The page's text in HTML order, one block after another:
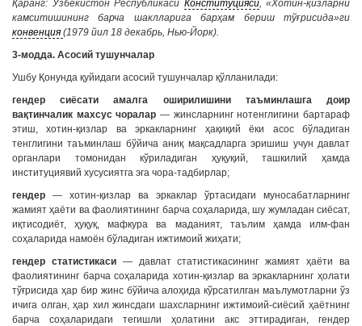
Қаранг: Ўзбекистон Республикаси Конституцияси, «Хотин-қизларни
камситишининг барча шаклларига барҳам бериш тўғрисида»ги
конвенция (1979 йил 18 декабрь, Нью-Йорк).
3-модда. Асосий тушунчалар
Ушбу Қонунда қуйидаги асосий тушунчалар қўлланилади:
гендер сиёсати амалга оширилишини таъминлашга доир
вақтинчалик махсус чоралар — жинсларнинг нотенглигини бартараф
этиш, хотин-қизлар ва эркакларнинг ҳақиқий ёки асос бўладиган
тенглигини таъминлаш бўйича аниқ мақсадларга эришиш учун давлат
органлари томонидан кўриладиган ҳуқуқий, ташкилий ҳамда
институциявий хусусиятга эга чора-тадбирлар;
гендер — хотин-қизлар ва эркаклар ўртасидаги муносабатларнинг
жамият ҳаёти ва фаолиятининг барча соҳаларида, шу жумладан сиёсат,
иқтисодиёт, ҳуқуқ, мафкура ва маданият, таълим ҳамда илм-фан
соҳаларида намоён бўладиган ижтимоий жиҳати;
гендер статистикаси— давлат статистикасининг жамият ҳаёти ва
фаолиятининг барча соҳаларида хотин-қизлар ва эркакларнинг ҳолати
тўғрисида ҳар бир жинс бўйича алоҳида кўрсатилган маълумотларни ўз
ичига олган, ҳар хил жинсдаги шахсларнинг ижтимоий-сиёсий ҳаётнинг
барча соҳаларидаги тегишли ҳолатини акс эттирадиган, гендер